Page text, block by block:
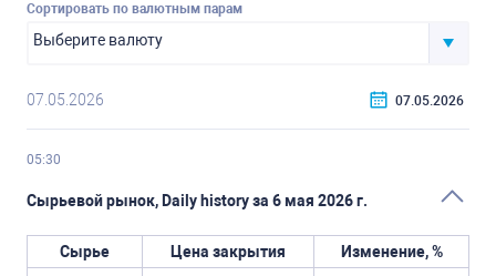
Сортировать по валютным парам
07.05.2026
05:30
Сырьевой рынок, Daily history за 6 мая 2026 г.
Сырье Цена закрытия
Изменение, %